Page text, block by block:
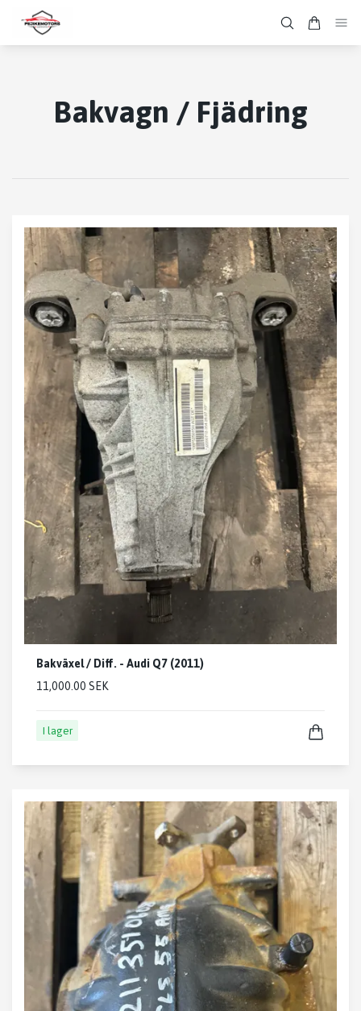
Bakvagn / Fjädring
Bakväxel / Diff. - Audi Q7 (2011)
11,000.00 SEK
I lager